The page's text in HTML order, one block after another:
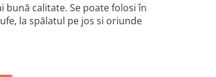
bună calitate. Se poate folosi în
la spălatul pe jos si oriunde